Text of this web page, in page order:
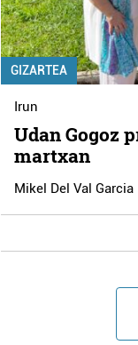
GIZARTEA
Irun
Udan Gogoz
martxan
Mikel Del Val Garcia